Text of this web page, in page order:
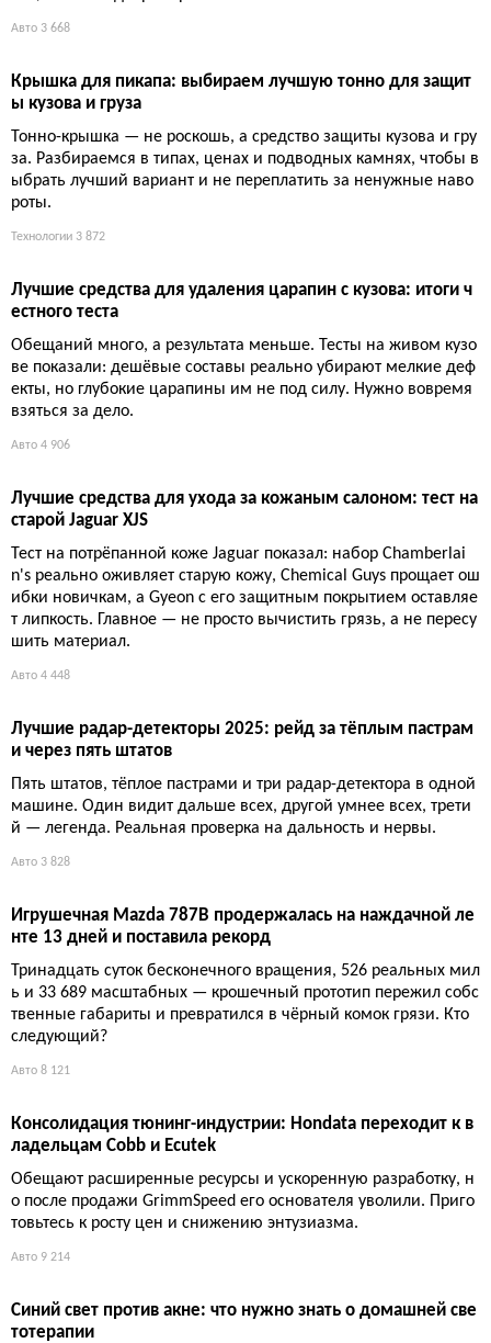
Авто 3 668
Крышка для пикапа: выбираем лучшую тонно для защит
ы кузова и груза
Тонно-крышка — не роскошь, а средство защиты кузова и гру
за. Разбираемся в типах, ценах и подводных камнях, чтобы в
ыбрать лучший вариант и не переплатить за ненужные наво
роты.
Технологии 3 872
Лучшие средства для удаления царапин с кузова: итоги ч
естного теста
Обещаний много, а результата меньше. Тесты на живом кузо
ве показали: дешёвые составы реально убирают мелкие деф
екты, но глубокие царапины им не под силу. Нужно вовремя
взяться за дело.
Авто 4 906
Лучшие средства для ухода за кожаным салоном: тест на
старой Jaguar XJS
Тест на потрёпанной коже Jaguar показал: набор Chamberlai
n's реально оживляет старую кожу, Chemical Guys прощает ош
ибки новичкам, а Gyeon с его защитным покрытием оставляе
т липкость. Главное — не просто вычистить грязь, а не пересу
шить материал.
Авто 4 448
Лучшие радар-детекторы 2025: рейд за тёплым пастрам
и через пять штатов
Пять штатов, тёплое пастрами и три радар-детектора в одной
машине. Один видит дальше всех, другой умнее всех, трети
й — легенда. Реальная проверка на дальность и нервы.
Авто 3 828
Игрушечная Mazda 787B продержалась на наждачной ле
нте 13 дней и поставила рекорд
Тринадцать суток бесконечного вращения, 526 реальных мил
ь и 33 689 масштабных — крошечный прототип пережил собс
твенные габариты и превратился в чёрный комок грязи. Кто
следующий?
Авто 8 121
Консолидация тюнинг-индустрии: Hondata переходит к в
ладельцам Cobb и Ecutek
Обещают расширенные ресурсы и ускоренную разработку, н
о после продажи GrimmSpeed его основателя уволили. Приго
товьтесь к росту цен и снижению энтузиазма.
Авто 9 214
Синий свет против акне: что нужно знать о домашней све
тотерапии